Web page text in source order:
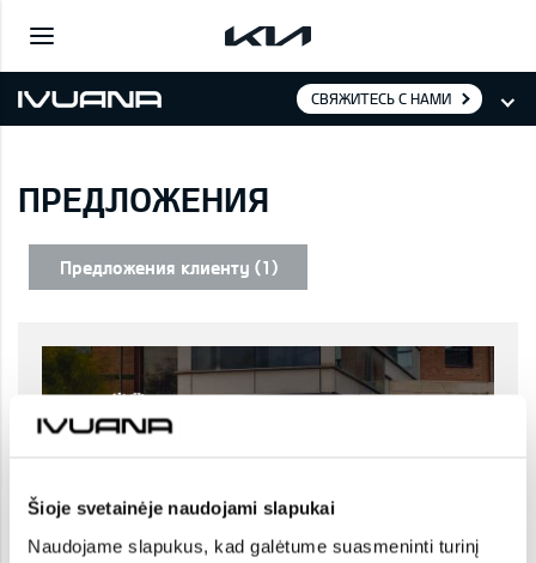
Šioje svetainėje naudojami slapukai
Naudojame slapukus, kad galėtume suasmeninti turinį
СВЯЖИТЕСЬ С НАМИ
ПРЕДЛОЖЕНИЯ
Предложения клиенту (1)